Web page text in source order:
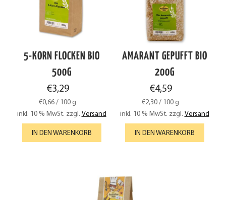
5-KORN FLOCKEN BIO
500G
€3,29
€0,66 / 100 g
inkl. 10 % MwSt. zzgl. Versand
IN DEN WARENKORB
AMARANT GEPUFFT BIO
200G
€4,59
€2,30 / 100 g
inkl. 10 % MwSt. zzgl. Versand
IN DEN WARENKORB